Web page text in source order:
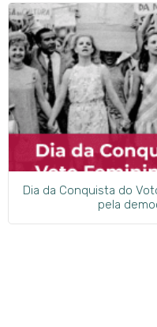
Dia da Conquista do
pela